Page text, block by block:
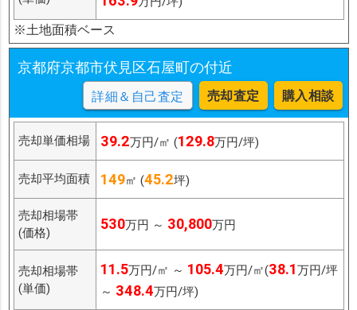
※土地面積ベース
京都府京都市伏見区石屋町の付近
詳細＆自己査定 売却査定 購入相談
売却単価相場 39.2万円/㎡ (129.8万円/坪)
売却平均面積 149㎡ (45.2坪)
売却相場帯
(価格)
530万円 ～ 30,800万円
売却相場帯
(単価)
11.5万円/㎡ ～ 105.4万円/㎡(38.1万円/坪
～ 348.4万円/坪)